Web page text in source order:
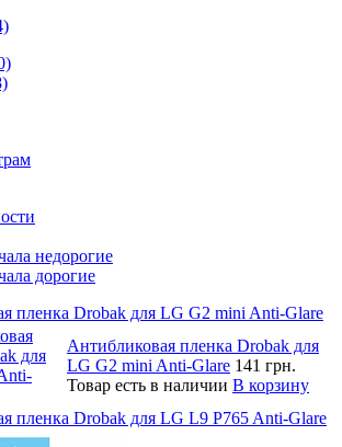
недорогие
дорогие
пленка Drobak для LG G2 mini Anti-Glare
Антибликовая пленка Drobak для
LG G2 mini Anti-Glare 141 грн.
Товар есть в наличии В корзину
пленка Drobak для LG L9 P765 Anti-Glare